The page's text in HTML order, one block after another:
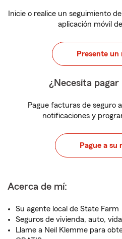
Inicie o realice un seguimiento
aplicación móvil
Presente un
¿Necesita
Pague facturas de seguro
notificaciones y
Pague a su
Acerca de mí:
Su agente local de State Farm
Seguros de vivienda, auto,
Llame a Neil Klemme para